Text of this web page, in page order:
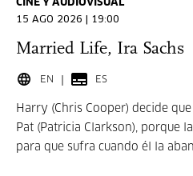
CINE Y AUDIOVISUAL
15 AGO 2026 | 19:00
Married Life, Ira Sachs
EN ES
Harry (Chris Cooper) decide
Pat (Patricia Clarkson), porque
para que sufra cuando él la